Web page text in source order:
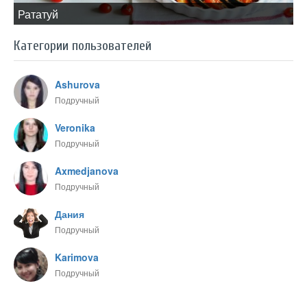
​Рататуй
Категории пользователей
Ashurova
Подручный
Veronika
Подручный
Axmedjanova
Подручный
Дания
Подручный
Karimova
Подручный